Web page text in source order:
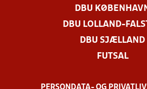
DBU
DBU LOLLAND-
DBU SJÆLLAND
FUTSAL